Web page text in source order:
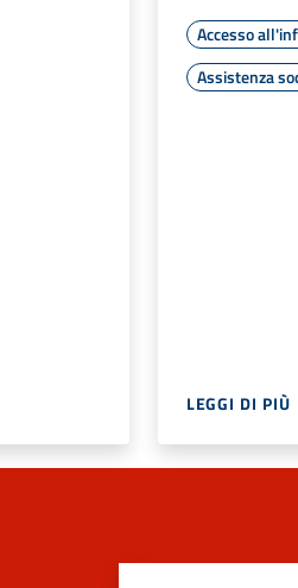
Accesso
Assistenza
LEGGI DI PIÙ